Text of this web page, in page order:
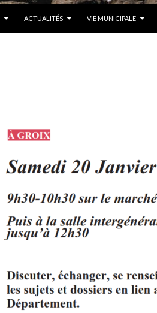
ACTUALITÉS VIE MUNICIPALE